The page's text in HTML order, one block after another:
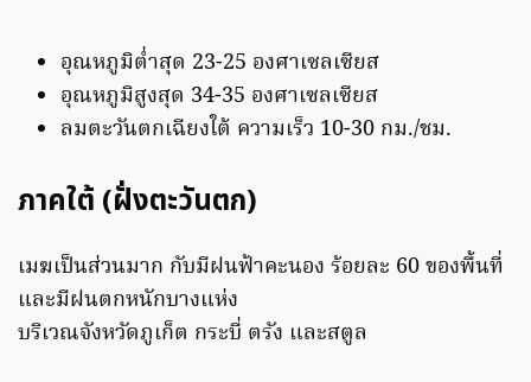
อุณหภูมิต่ำสุด 23-25 องศาเซลเซียส
อุณหภูมิสูงสุด 34-35 องศาเซลเซียส
ลมตะวันตกเฉียงใต้ ความเร็ว 10-30 กม./ชม.
ภาคใต้ (ฝั่งตะวันตก)
เมฆเป็นส่วนมาก กับมีฝนฟ้าคะนอง ร้อยละ 60 ของพื้นที่
และมีฝนตกหนักบางแห่ง
บริเวณจังหวัดภูเก็ต กระบี่ ตรัง และสตูล